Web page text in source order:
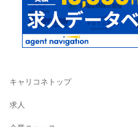
キャリコネトップ
求人